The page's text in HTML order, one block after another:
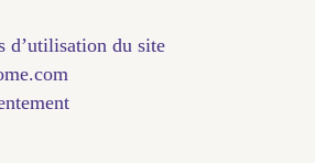
d’utilisation du site